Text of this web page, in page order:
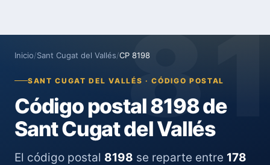
Inicio/Sant Cugat del Vallés/CP 8198
SANT CUGAT DEL VALLÉS · CÓDIGO POSTAL
Código postal 8198 de
Sant Cugat del Vallés
El código postal 8198 se reparte entre 178